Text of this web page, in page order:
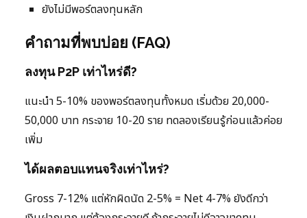
ยังไม่มีพอร์ตลงทุนหลัก
คำถามที่พบบ่อย (FAQ)
ลงทุน P2P เท่าไหร่ดี?
แนะนำ 5-10% ของพอร์ตลงทุนทั้งหมด เริ่มด้วย 20,000-
50,000 บาท กระจาย 10-20 ราย ทดลองเรียนรู้ก่อนแล้วค่อย
เพิ่ม
ได้ผลตอบแทนจริงเท่าไหร่?
Gross 7-12% แต่หักผิดนัด 2-5% = Net 4-7% ยังดีกว่า